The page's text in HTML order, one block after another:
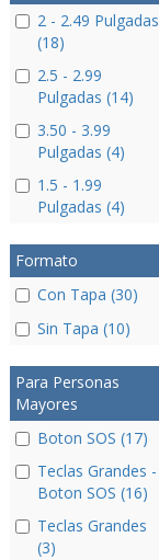
2 - 2.49 Pulgadas
(18)
2.5 - 2.99
Pulgadas (14)
3.50 - 3.99
Pulgadas (4)
1.5 - 1.99
Pulgadas (4)
Formato
Con Tapa (30)
Sin Tapa (10)
Para Personas
Mayores
Boton SOS (17)
Teclas Grandes -
Boton SOS (16)
Teclas Grandes
(3)